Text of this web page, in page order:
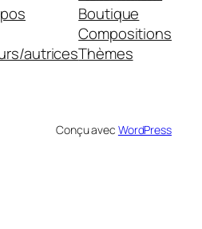
autrices
Boutique
Compositions
Thèmes
Conçu avec WordPress